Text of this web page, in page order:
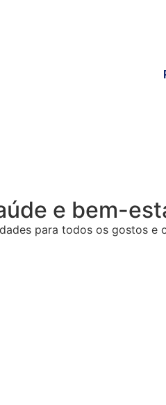
e bem-
para todos os gostos